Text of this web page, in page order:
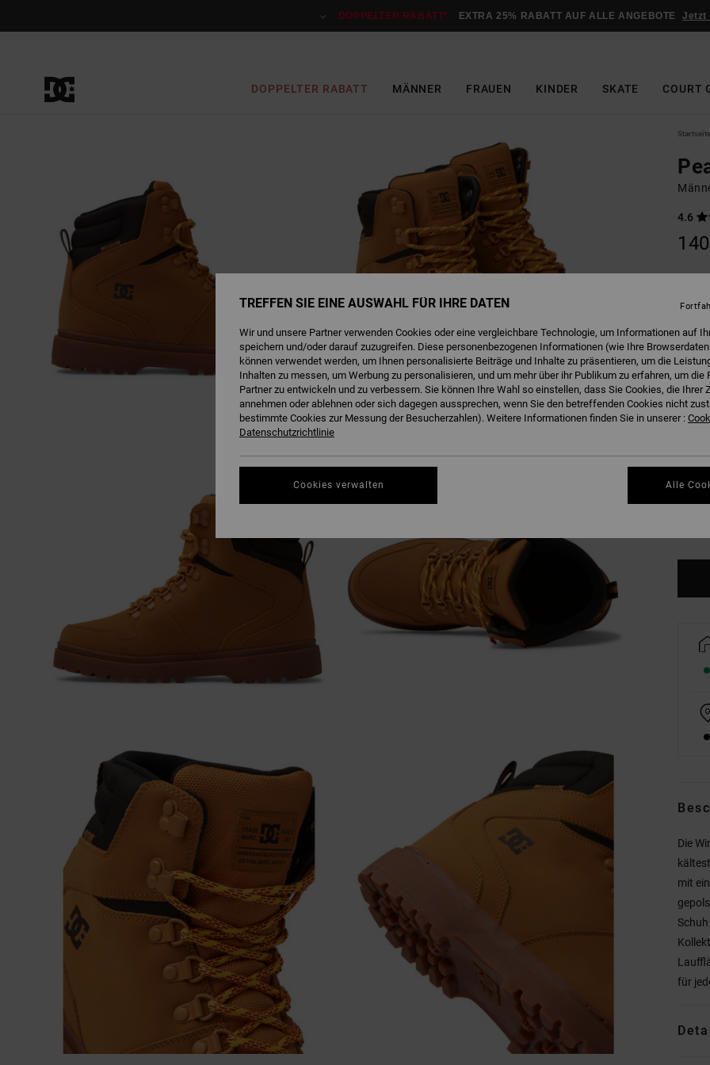
DOPPELTER RABATT*: EXTRA 25% RABATT AUF ALLE ANGEBOTE Jetzt
DOPPELTER RABATT MÄNNER FRAUEN KINDER SKATE COURT
Startseite
4.6
38
42
Die
mit
für
TREFFEN SIE EINE AUSWAHL FÜR IHRE DATEN
Wir und unsere Partner verwenden Cookies oder eine vergleichbare Technologie, um Informationen auf
speichern und/oder darauf zuzugreifen. Diese personenbezogenen Informationen (wie Ihre
können verwendet werden, um Ihnen personalisierte Beiträge und Inhalte zu präsentieren, um die
Inhalten zu messen, um Werbung zu personalisieren, und um mehr über ihr Publikum zu erfahren, um die
Partner zu entwickeln und zu verbessern. Sie können Ihre Wahl so einstellen, dass Sie Cookies, die Ihrer
annehmen oder ablehnen oder sich dagegen aussprechen, wenn Sie den betreffenden Cookies nicht
bestimmte Cookies zur Messung der Besucherzahlen). Weitere Informationen finden Sie in unserer :
Datenschutzrichtlinie
Cookies verwalten Alle